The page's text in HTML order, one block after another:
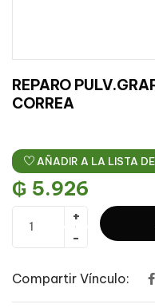
REPARO
CORREA
AÑADIR A LA LISTA
₲ 5.926
Compartir Vínculo: